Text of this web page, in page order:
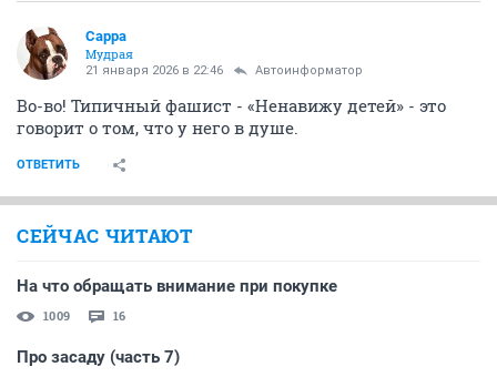
Сарра
Мудрая
21 января 2026 в 22:46 Автоинформатор
Во-во! Типичный фашист - «Ненавижу детей» - это
говорит о том, что у него в душе.
ОТВЕТИТЬ
СЕЙЧАС ЧИТАЮТ
На что обращать внимание при покупке
1009 16
Про засаду (часть 7)